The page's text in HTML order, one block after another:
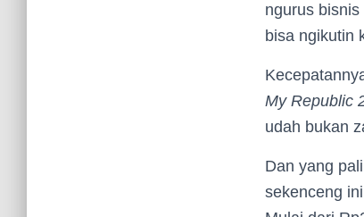
ngurus
bisa ngikutin
My Republic
udah bukan
Dan yang
sekenceng